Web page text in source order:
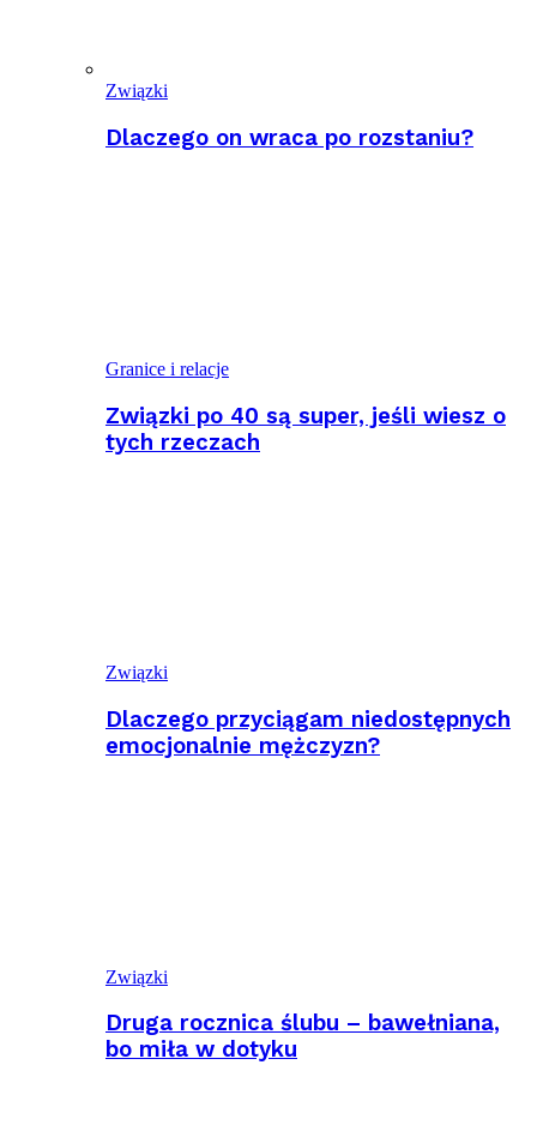
Związki
Dlaczego on wraca po rozstaniu?
Granice i relacje
Związki po 40 są super, jeśli wiesz o
tych rzeczach
Związki
Dlaczego przyciągam niedostępnych
emocjonalnie mężczyzn?
Związki
Druga rocznica ślubu – bawełniana,
bo miła w dotyku